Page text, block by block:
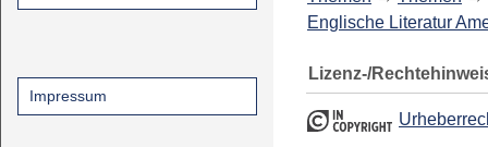
Impressum
Englische Literatur
Lizenz-/